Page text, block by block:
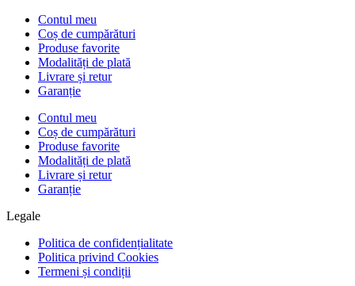
Contul meu
Coș de cumpărături
Produse favorite
Modalități de plată
Livrare și retur
Garanție
Contul meu
Coș de cumpărături
Produse favorite
Modalități de plată
Livrare și retur
Garanție
Legale
Politica de confidențialitate
Politica privind Cookies
Termeni și condiții